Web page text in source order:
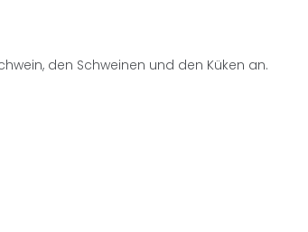
den Schweinen und den Küken an.